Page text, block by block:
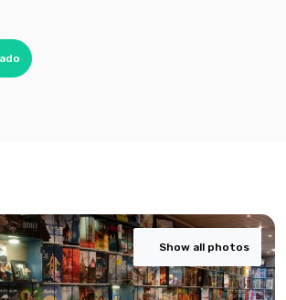
Show all photos